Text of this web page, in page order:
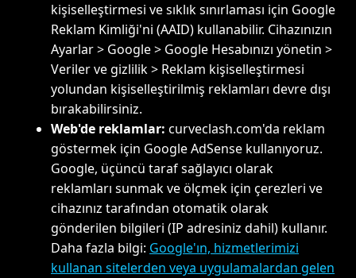
kişiselleştirmesi ve sıklık sınırlaması için Google
Reklam Kimliği'ni (AAID) kullanabilir. Cihazınızın
Ayarlar > Google > Google Hesabınızı yönetin >
Veriler ve gizlilik > Reklam kişiselleştirmesi
yolundan kişiselleştirilmiş reklamları devre dışı
bırakabilirsiniz.
Web'de reklamlar: curveclash.com'da reklam
göstermek için Google AdSense kullanıyoruz.
Google, üçüncü taraf sağlayıcı olarak
reklamları sunmak ve ölçmek için çerezleri ve
cihazınız tarafından otomatik olarak
gönderilen bilgileri (IP adresiniz dahil) kullanır.
Daha fazla bilgi: Google'ın, hizmetlerimizi
kullanan sitelerden veya uygulamalardan gelen